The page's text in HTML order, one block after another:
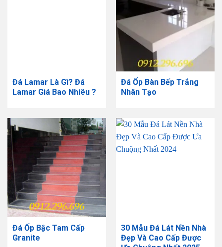
Đá Lamar Là Gì? Đá
Lamar Giá Bao Nhiêu ?
Đá Ốp Bàn Bếp Trắng
Nhân Tạo
Đá Ốp Bậc Tam Cấp
Granite
30 Mẫu Đá Lát Nền Nhà
Đẹp Và Cao Cấp Được